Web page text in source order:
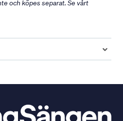
och köpes separat. Se vårt